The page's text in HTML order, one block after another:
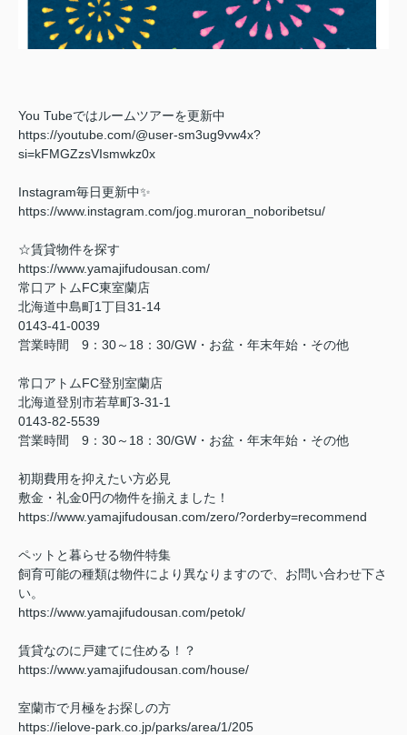
You Tubeではルームツアーを更新中
https://youtube.com/@user-sm3ug9vw4x?
si=kFMGZzsVIsmwkz0x
Instagram毎日更新中✨
https://www.instagram.com/jog.muroran_noboribetsu/
☆賃貸物件を探す
https://www.yamajifudousan.com/
常口アトムFC東室蘭店
北海道中島町1丁目31-14
0143-41-0039
営業時間 9：30～18：30/GW・お盆・年末年始・その他
常口アトムFC登別室蘭店
北海道登別市若草町3-31-1
0143-82-5539
営業時間 9：30～18：30/GW・お盆・年末年始・その他
初期費用を抑えたい方必見
敷金・礼金0円の物件を揃えました！
https://www.yamajifudousan.com/zero/?orderby=recommend
ペットと暮らせる物件特集
飼育可能の種類は物件により異なりますので、お問い合わせ下さ
い。
https://www.yamajifudousan.com/petok/
賃貸なのに戸建てに住める！？
https://www.yamajifudousan.com/house/
室蘭市で月極をお探しの方
https://ielove-park.co.jp/parks/area/1/205